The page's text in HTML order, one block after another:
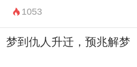
1053
梦到仇人升迁，预兆解梦